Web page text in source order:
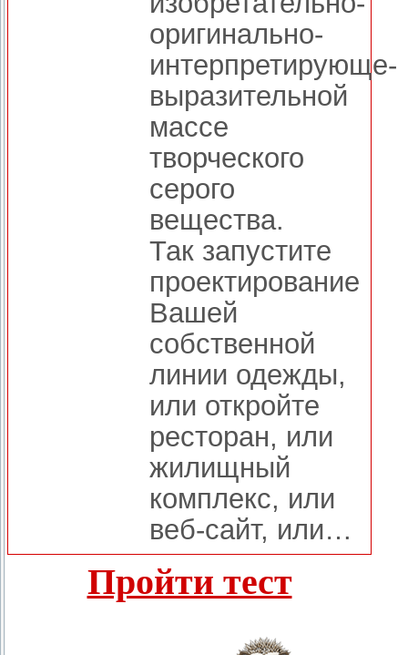
оригинально-
интерпретирующе-
выразительной
массе
творческого
серого
вещества.
Так запустите
проектирование
Вашей
собственной
линии одежды,
или откройте
ресторан, или
жилищный
комплекс, или
веб-сайт, или…
Пройти тест